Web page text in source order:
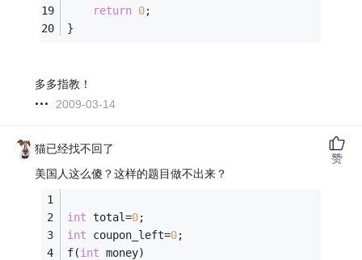
return 0;
}
多多指教！
2009-03-14
猫已经找不回了
美国人这么傻？这样的题目做不出来？
int total=0;
int coupon_left=0;
f(int money)
赞